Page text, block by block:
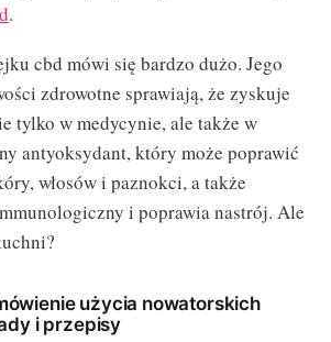
.
cbd mówi się bardzo dużo. Jego
zdrowotne sprawiają, że zyskuje
tylko w medycynie, ale także w
antyoksydant, który może poprawić
włosów i paznokci, a także
i poprawia nastrój. Ale
użycia nowatorskich
i przepisy